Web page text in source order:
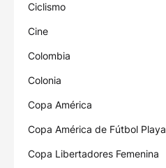
Ciclismo
Cine
Colombia
Colonia
Copa América
Copa América de Fútbol Playa
Copa Libertadores Femenina